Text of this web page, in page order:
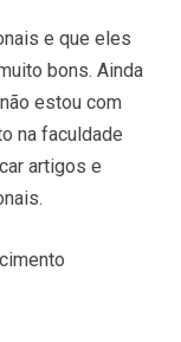
e que eles
bons. Ainda
estou com
na faculdade
artigos e